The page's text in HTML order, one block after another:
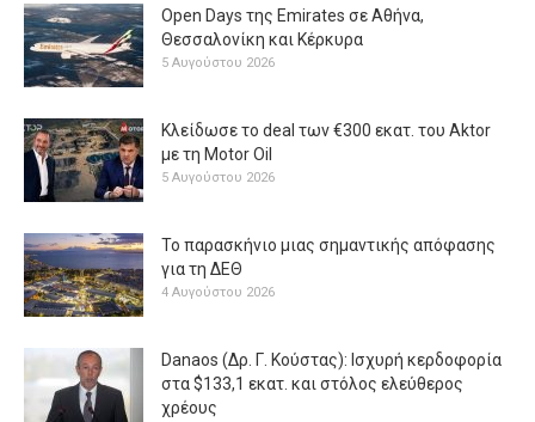
Open Days της Emirates σε Αθήνα,
Θεσσαλονίκη και Κέρκυρα
5 Αυγούστου 2026
Κλείδωσε το deal των €300 εκατ. του Aktor
με τη Μotor Oil
5 Αυγούστου 2026
Το παρασκήνιο μιας σημαντικής απόφασης
για τη ΔΕΘ
4 Αυγούστου 2026
Danaos (Δρ. Γ. Κούστας): Ισχυρή κερδοφορία
στα $133,1 εκατ. και στόλος ελεύθερος
χρέους